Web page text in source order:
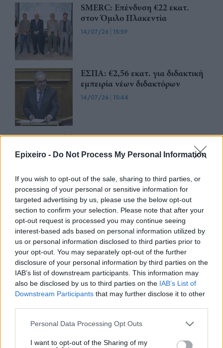
Epixeiro - Do Not Process My Personal Information
If you wish to opt-out of the sale, sharing to third parties, or
processing of your personal or sensitive information for
targeted advertising by us, please use the below opt-out
section to confirm your selection. Please note that after your
opt-out request is processed you may continue seeing
interest-based ads based on personal information utilized by
us or personal information disclosed to third parties prior to
your opt-out. You may separately opt-out of the further
disclosure of your personal information by third parties on the
IAB’s list of downstream participants. This information may
also be disclosed by us to third parties on the IAB’s List of
Downstream Participants that may further disclose it to other
Personal Data Processing Opt Outs
I want to opt-out of the Sharing of my
SMERC: Επένδυση €22 εκατ.
στον Όμιλο Πλακεντία
14/07/26 | 15:59
ΕΣΠΑ: €2,56 εκατ. για διδακτική
εμπειρία νέων διδακτόρων
14/07/26 | 15:44
ΕΣΠΑ: Πώς κινήθηκαν οι
αιτήσεις σε «Ξεκινώ
Επιχειρηματικά» και «Παράγουμε
10/07/26|13:02
Startup χρηματοδοτήσεις: Νέο
εργαλείο αποκαλύπτει πού
κατευθύνονται τα ευρωπαϊκά
κεφάλαια
03/07/26|11:53
«Ξεκινώ Επιχειρηματικά»:
Επιδότηση έως €36.000 για
πτυχιούχους